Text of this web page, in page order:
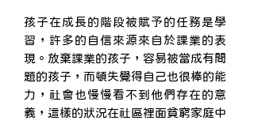
孩子在成長的階段被賦予的任務是學
習，許多的自信來源來自於課業的表
現。放棄課業的孩子，容易被當成有問
題的孩子，而頓失覺得自己也很棒的能
力，社會也慢慢看不到他們存在的意
義，這樣的狀況在社區裡面貧窮家庭中